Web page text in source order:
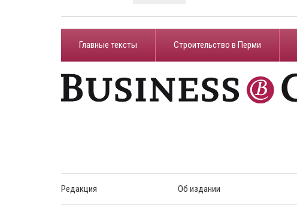
Главные тексты Строительство в Перми
Редакция Об издании